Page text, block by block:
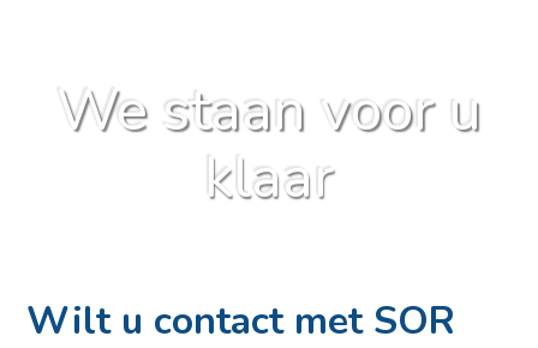
We staan voor u
klaar
Wilt u contact met SOR